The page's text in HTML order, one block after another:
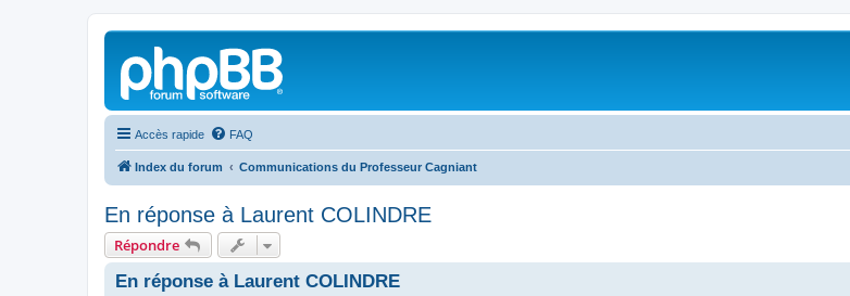
Accès rapide FAQ
Index du forum Communications du Professeur Cagniant
En réponse à Laurent COLINDRE
Répondre
En réponse à Laurent COLINDRE